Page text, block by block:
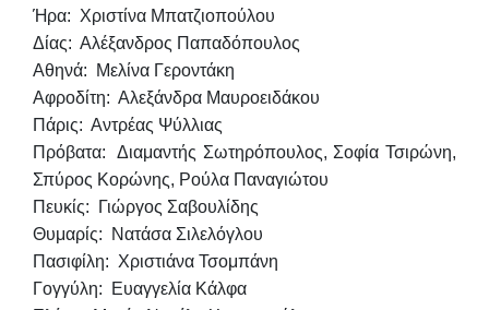
Ήρα: Χριστίνα Μπατζιοπούλου
Δίας: Αλέξανδρος Παπαδόπουλος
Αθηνά: Μελίνα Γεροντάκη
Αφροδίτη: Αλεξάνδρα Μαυροειδάκου
Πάρις: Αντρέας Ψύλλιας
Πρόβατα: Διαμαντής Σωτηρόπουλος, Σοφία Τσιρώνη,
Σπύρος Κορώνης, Ρούλα Παναγιώτου
Πευκίς: Γιώργος Σαβουλίδης
Θυμαρίς: Νατάσα Σιλελόγλου
Πασιφίλη: Χριστιάνα Τσομπάνη
Γογγύλη: Ευαγγελία Κάλφα